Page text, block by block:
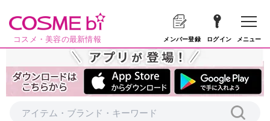
コスメ・美容の最新情報 メンバー登録 ログイン メニュー